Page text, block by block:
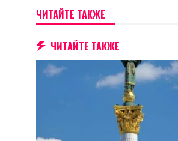
ЧИТАЙТЕ ТАКЖЕ
ЧИТАЙТЕ ТАКЖЕ